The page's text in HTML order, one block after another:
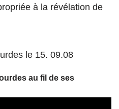
à la révélation de
le 15. 09.08
au fil de ses